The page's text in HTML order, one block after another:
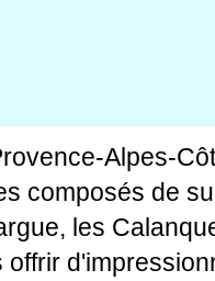
Alpes-
composés de
les